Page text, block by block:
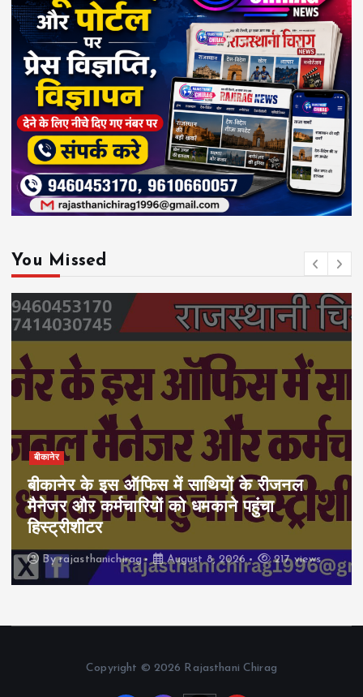
You Missed
बीकानेर
बीकानेर के इस ऑफिस में साथियों के रीजनल
मैनेजर और कर्मचारियों को धमकाने पहुंचा
हिस्ट्रीशीटर
Byrajasthanichirag August 8, 2026 217 views
Copyright © 2026 Rajasthani Chirag